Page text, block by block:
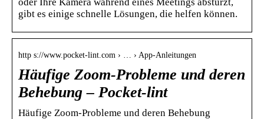
gibt es einige schnelle Lösungen, die helfen können.
http s://www.pocket-lint.com › … › App-Anleitungen
Häufige Zoom-Probleme und deren
Behebung – Pocket-lint
Häufige Zoom-Probleme und deren Behebung